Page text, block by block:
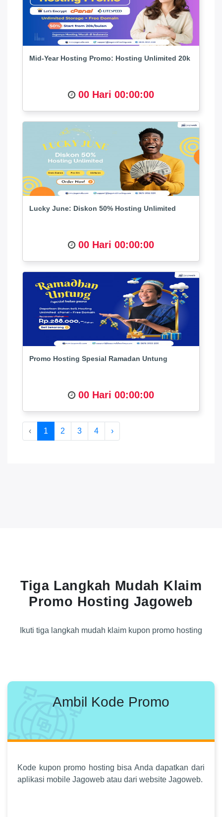
Mid-Year Hosting Promo: Hosting Unlimited 20k
00 Hari 00:00:00
Lucky June: Diskon 50% Hosting Unlimited
00 Hari 00:00:00
Promo Hosting Spesial Ramadan Untung
00 Hari 00:00:00
‹ 1 2 3 4 ›
Tiga Langkah Mudah Klaim
Promo Hosting Jagoweb
Ikuti tiga langkah mudah klaim kupon promo hosting
Ambil Kode Promo
Kode kupon promo hosting bisa Anda dapatkan dari
aplikasi mobile Jagoweb atau dari website Jagoweb.